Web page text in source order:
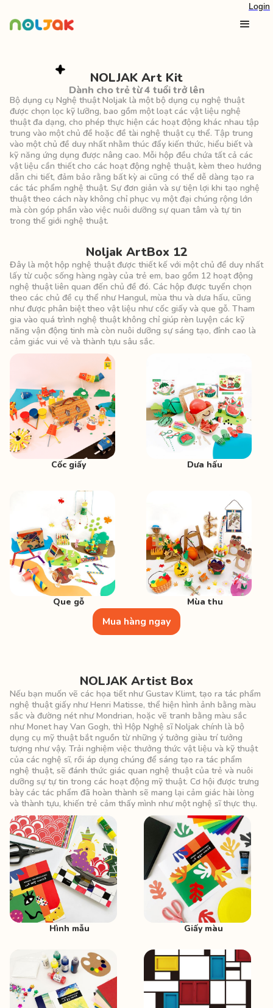
Login
NOLJAK Art Kit
Dành cho trẻ từ 4 tuổi trở lên
Bộ dụng cụ Nghệ thuật Noljak là một bộ dụng cụ nghệ thuật
được chọn lọc kỹ lưỡng, bao gồm một loạt các vật liệu nghệ
thuật đa dạng, cho phép thực hiện các hoạt động khác nhau tập
trung vào một chủ đề hoặc đề tài nghệ thuật cụ thể. Tập trung
vào một chủ đề duy nhất nhằm thúc đẩy kiến thức, hiểu biết và
kỹ năng ứng dụng được nâng cao. Mỗi hộp đều chứa tất cả các
vật liệu cần thiết cho các hoạt động nghệ thuật, kèm theo hướng
dẫn chi tiết, đảm bảo rằng bất kỳ ai cũng có thể dễ dàng tạo ra
các tác phẩm nghệ thuật. Sự đơn giản và sự tiện lợi khi tạo nghệ
thuật theo cách này không chỉ phục vụ một đại chúng rộng lớn
mà còn góp phần vào việc nuôi dưỡng sự quan tâm và tự tin
trong thế giới nghệ thuật.
Noljak ArtBox 12
Đây là một hộp nghệ thuật được thiết kế với một chủ đề duy nhất
lấy từ cuộc sống hàng ngày của trẻ em, bao gồm 12 hoạt động
nghệ thuật liên quan đến chủ đề đó. Các hộp được tuyển chọn
theo các chủ đề cụ thể như Hangul, mùa thu và dưa hấu, cũng
như được phân biệt theo vật liệu như cốc giấy và que gỗ. Tham
gia vào quá trình nghệ thuật không chỉ giúp rèn luyện các kỹ
năng vận động tinh mà còn nuôi dưỡng sự sáng tạo, đỉnh cao là
cảm giác vui vẻ và thành tựu sâu sắc.
Cốc giấy Dưa hấu
Que gỗ Mùa thu
Mua hàng ngay
NOLJAK Artist Box
Nếu bạn muốn vẽ các họa tiết như Gustav Klimt, tạo ra tác phẩm
nghệ thuật giấy như Henri Matisse, thể hiện hình ảnh bằng màu
sắc và đường nét như Mondrian, hoặc vẽ tranh bằng màu sắc
như Monet hay Van Gogh, thì Hộp Nghệ sĩ Noljak chính là bộ
dụng cụ mỹ thuật bắt nguồn từ những ý tưởng giàu trí tưởng
tượng như vậy. Trải nghiệm việc thưởng thức vật liệu và kỹ thuật
của các nghệ sĩ, rồi áp dụng chúng để sáng tạo ra tác phẩm
nghệ thuật, sẽ đánh thức giác quan nghệ thuật của trẻ và nuôi
dưỡng sự tự tin trong các hoạt động mỹ thuật. Cơ hội được trưng
bày các tác phẩm đã hoàn thành sẽ mang lại cảm giác hài lòng
và thành tựu, khiến trẻ cảm thấy mình như một nghệ sĩ thực thụ.
Hình mẫu Giấy màu